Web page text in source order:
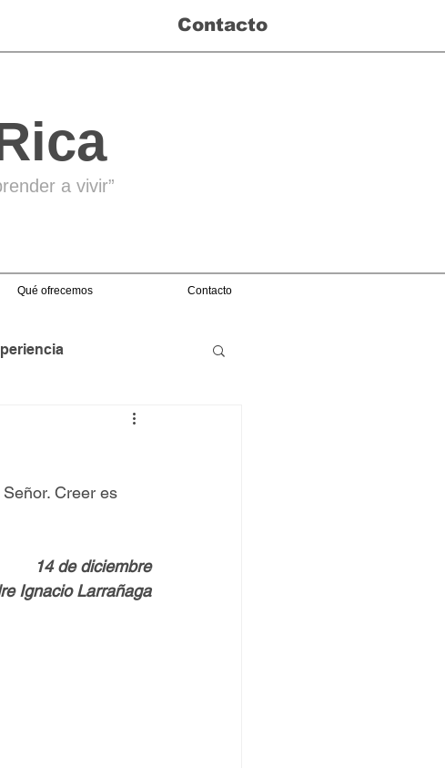
Contacto
a vivir”
Qué ofrecemos Contacto
Papa Francisco
Creer es
14 de diciembre
Ignacio Larrañaga